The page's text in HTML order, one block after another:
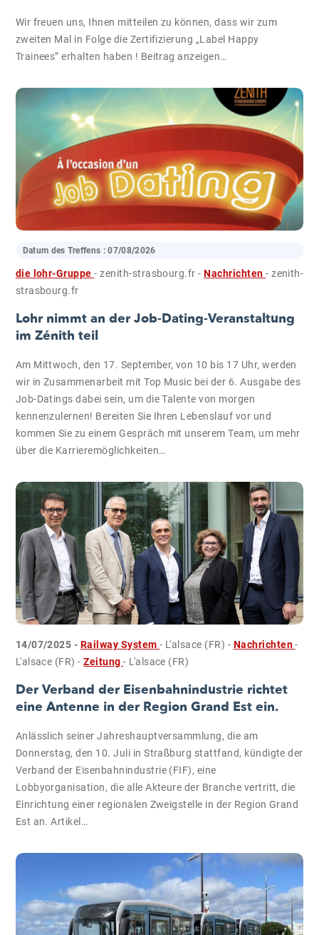
Wir freuen uns, Ihnen mitteilen zu können, dass wir zum
zweiten Mal in Folge die Zertifizierung „Label Happy
Trainees” erhalten haben ! Beitrag anzeigen…
Datum des Treffens :07/08/2026
die lohr-Gruppe- zenith-strasbourg.fr-Nachrichten- zenith-
strasbourg.fr
Lohr nimmt an der Job-Dating-Veranstaltung
im Zénith teil
Am Mittwoch, den 17. September, von 10 bis 17 Uhr, werden
wir in Zusammenarbeit mit Top Music bei der 6. Ausgabe des
Job-Datings dabei sein, um die Talente von morgen
kennenzulernen! Bereiten Sie Ihren Lebenslauf vor und
kommen Sie zu einem Gespräch mit unserem Team, um mehr
über die Karrieremöglichkeiten…
14/07/2025 - Railway System- L'alsace (FR) - Nachrichten-
L'alsace (FR)-Zeitung- L'alsace (FR)
Der Verband der Eisenbahnindustrie richtet
eine Antenne in der Region Grand Est ein.
Anlässlich seiner Jahreshauptversammlung, die am
Donnerstag, den 10. Juli in Straßburg stattfand, kündigte der
Verband der Eisenbahnindustrie (FIF), eine
Lobbyorganisation, die alle Akteure der Branche vertritt, die
Einrichtung einer regionalen Zweigstelle in der Region Grand
Est an. Artikel…